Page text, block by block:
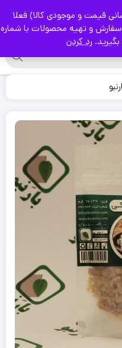
قیمت و موجودی کالا) فعلا
و تهیه محصولات با شماره
رد کردن
|